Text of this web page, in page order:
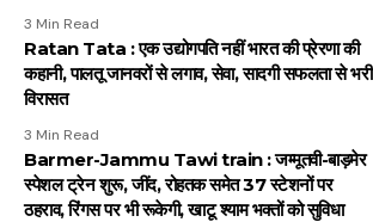
3 Min Read
Ratan Tata : एक उद्योगपति नहीं भारत की प्रेरणा की
कहानी, पालतू जानवरों से लगाव, सेवा, सादगी सफलता से भरी
विरासत
3 Min Read
Barmer-Jammu Tawi train : जम्मूतवी-बाड़मेर
स्पेशल ट्रेन शुरू, जींद, रोहतक समेत 37 स्टेशनों पर
ठहराव, रिंगस पर भी रूकेगी, खाटू श्याम भक्तों को सुविधा